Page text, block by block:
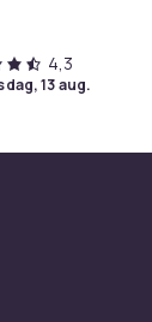
4,3
13 aug.